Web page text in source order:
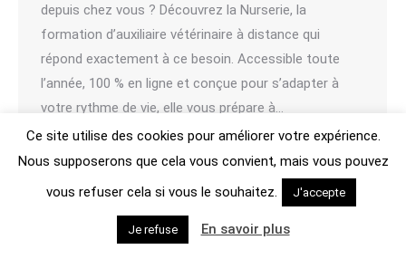
depuis chez vous ? Découvrez la Nurserie, la
formation d’auxiliaire vétérinaire à distance qui
répond exactement à ce besoin. Accessible toute
l’année, 100 % en ligne et conçue pour s’adapter à
votre rythme de vie, elle vous prépare à…
Mentions légales FAQ
Ce site utilise des cookies pour améliorer votre expérience.
Nous supposerons que cela vous convient, mais vous pouvez
vous refuser cela si vous le souhaitez.
J'accepte
Je refuse En savoir plus